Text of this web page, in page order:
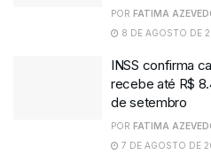
POR FATIMA
8 DE AGOSTO DE
INSS confirma
recebe até R$
de setembro
POR FATIMA
7 DE AGOSTO DE